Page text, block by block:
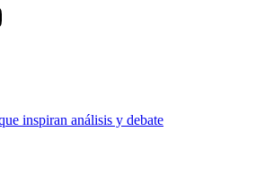
inspiran análisis y debate